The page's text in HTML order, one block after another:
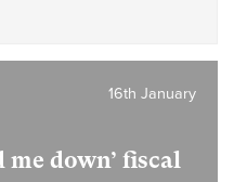
me down’ fiscal
16th January